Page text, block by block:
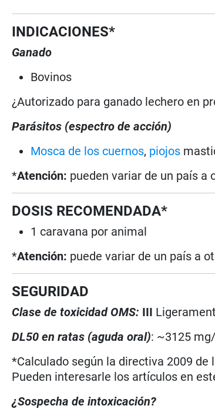
INDICACIONES*
Ganado
Bovinos
¿Autorizado para ganado lechero en
Parásitos (espectro de acción)
Mosca de los cuernos, piojos
*Atención: pueden variar de un país a
DOSIS RECOMENDADA*
1 caravana por animal
*Atención: puede variar de un país a
SEGURIDAD
Clase de toxicidad OMS: III
DL50 en ratas (aguda oral): ~3125
*Calculado según la directiva 2009 de
Pueden interesarle los artículos en
¿Sospecha de intoxicación?